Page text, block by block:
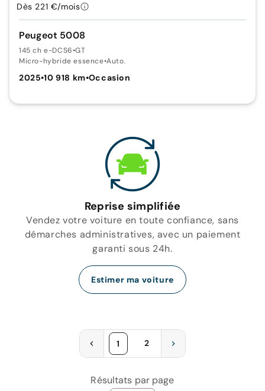
Peugeot 5008
145 ch e-DCS6•GT
Micro-hybride essence•Auto.
2025•10 918 km•Occasion
Dès 221 €/mois
Reprise simplifiée
Vendez votre voiture en toute confiance, sans
démarches administratives, avec un paiement
garanti sous 24h.
Estimer ma voiture
1 2
Résultats par page